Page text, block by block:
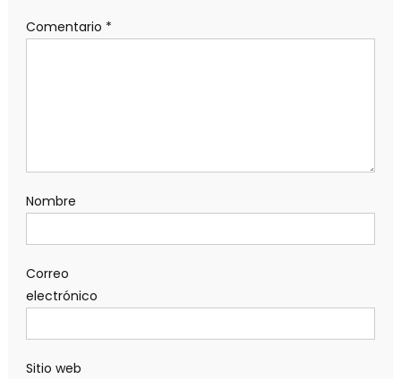
Comentario *
Nombre
Correo
electrónico
Sitio web